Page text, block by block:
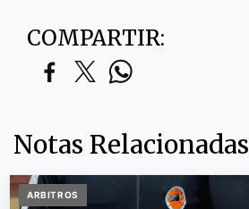
COMPARTIR:
Notas Relacionadas
ARBITROS